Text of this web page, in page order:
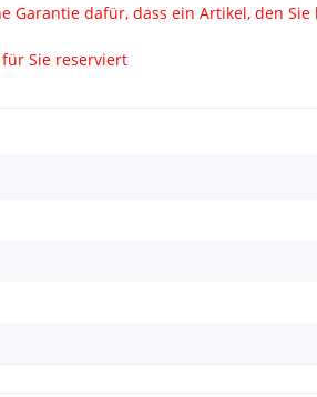
Garantie dafür, dass ein Artikel, den
Sie reserviert